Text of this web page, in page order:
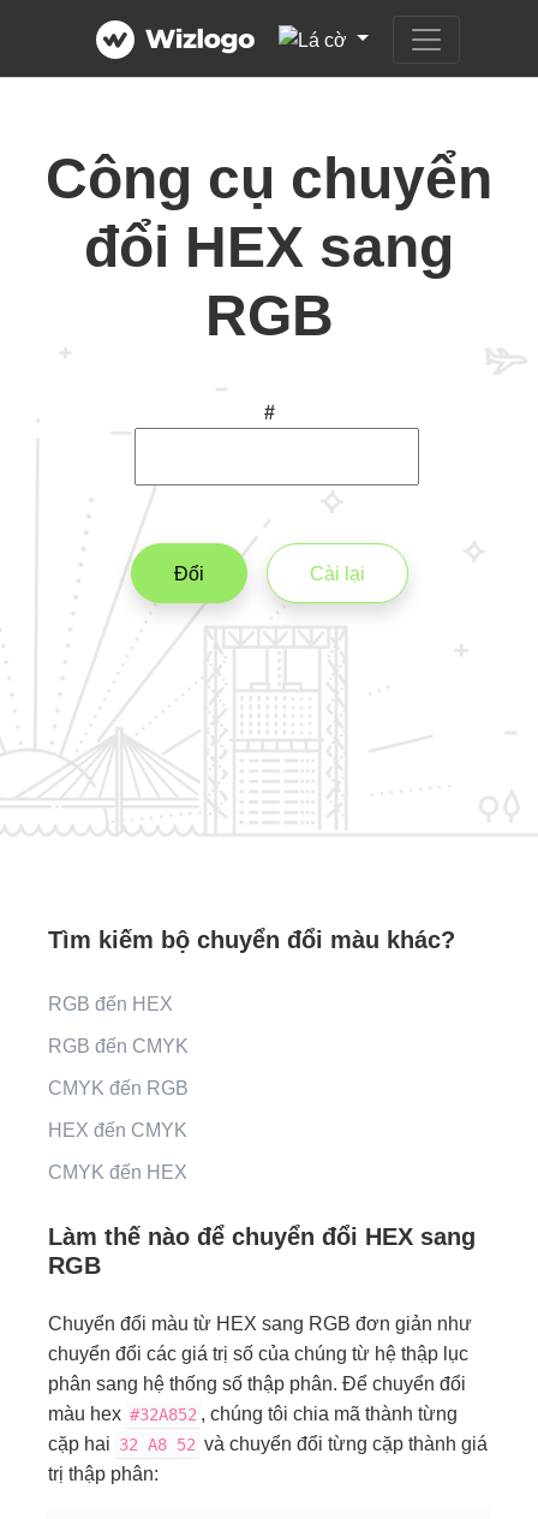
Công cụ chuyển
đổi HEX sang
RGB
#
Đổi Cài lại
Tìm kiếm bộ chuyển đổi màu khác?
RGB đến HEX
RGB đến CMYK
CMYK đến RGB
HEX đến CMYK
CMYK đến HEX
Làm thế nào để chuyển đổi HEX sang
RGB
Chuyển đổi màu từ HEX sang RGB đơn giản như
chuyển đổi các giá trị số của chúng từ hệ thập lục
phân sang hệ thống số thập phân. Để chuyển đổi
màu hex #32A852 , chúng tôi chia mã thành từng
cặp hai 32 A852 và chuyển đổi từng cặp thành giá
trị thập phân: